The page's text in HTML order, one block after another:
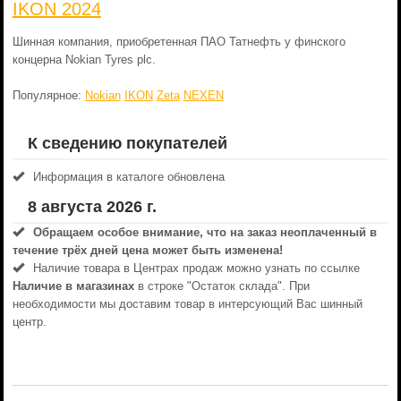
IKON 2024
Шинная компания, приобретенная ПАО Татнефть у финского
концерна Nokian Tyres plc.
Популярное: Nokian IKON Zeta NEXEN
К сведению покупателей
Информация в каталоге обновлена
8 августа 2026 г.
Обращаем особое внимание, что на заказ неоплаченный в
течениe трёх дней цена может быть изменена!
Наличие товара в Центрах продаж можно узнать по ссылке
Наличие в магазинахв строке "Остаток склада". При
необходимости мы доставим товар в интерсующий Вас шинный
центр.